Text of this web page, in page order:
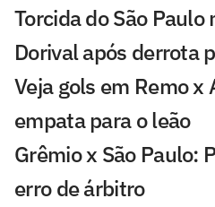
Torcida do São Paulo
Dorival após derrota
Veja gols em Remo
empata para o leão
Grêmio x São Paulo:
erro de árbitro